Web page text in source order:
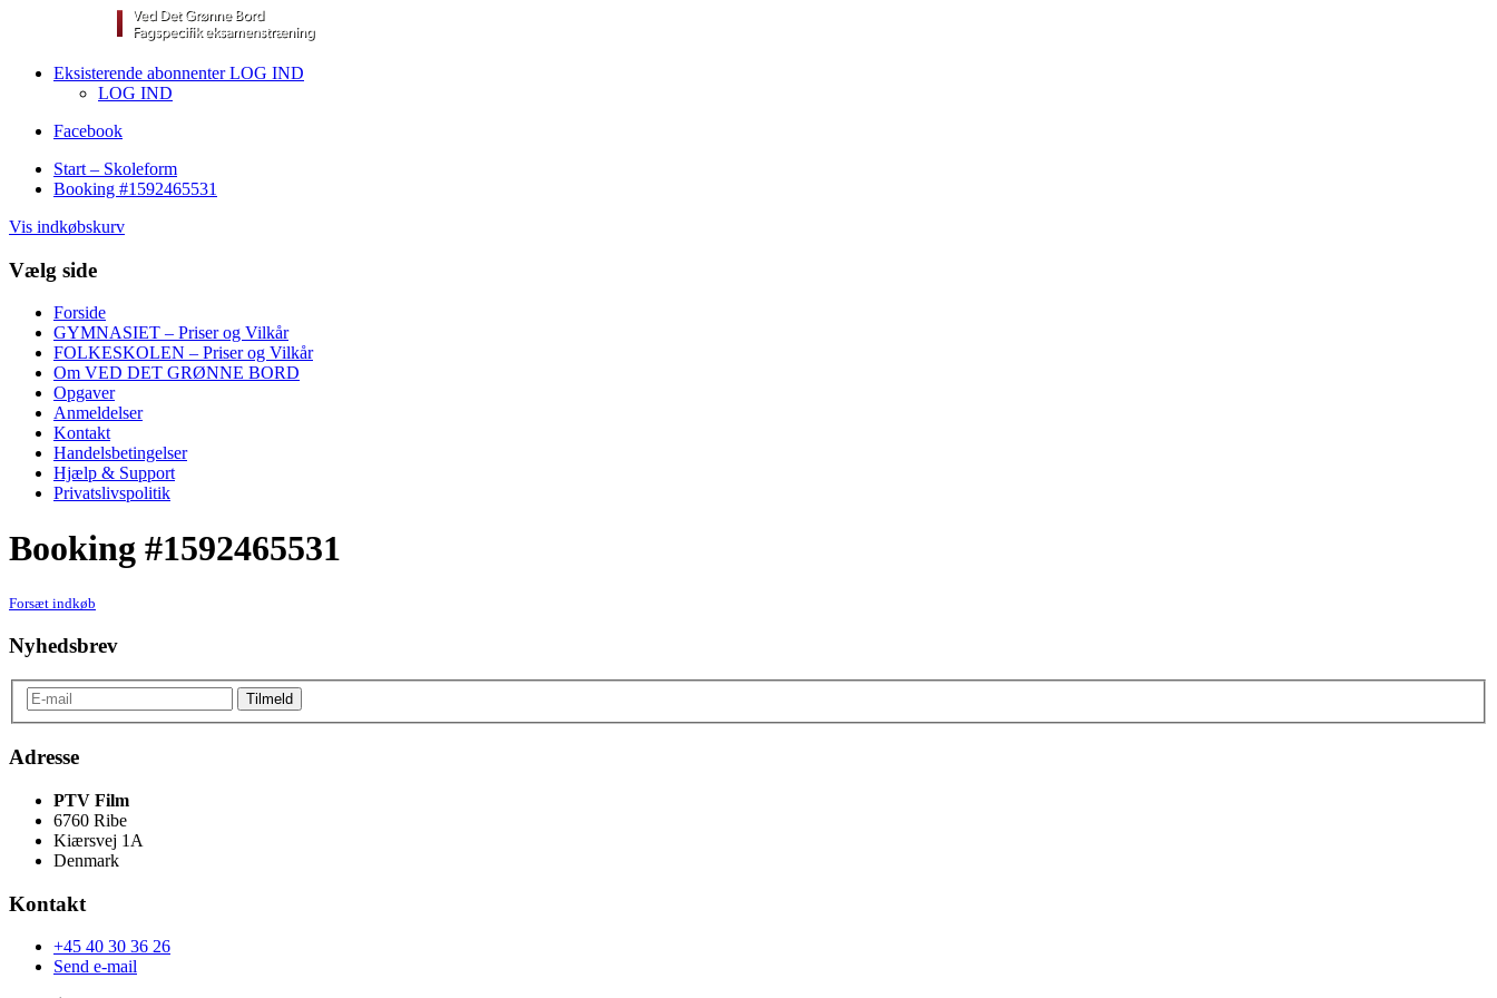
Eksisterende abonnenter LOG IND
LOG IND
Facebook
Start – Skoleform
Booking #1592465531
Vis indkøbskurv
Vælg side
Forside
GYMNASIET – Priser og Vilkår
FOLKESKOLEN – Priser og Vilkår
Om VED DET GRØNNE BORD
Opgaver
Anmeldelser
Kontakt
Handelsbetingelser
Hjælp & Support
Privatslivspolitik
Booking #1592465531
Forsæt indkøb
Nyhedsbrev
Adresse
PTV Film
6760 Ribe
Kiærsvej 1A
Denmark
Kontakt
+45 40 30 36 26
Send e-mail